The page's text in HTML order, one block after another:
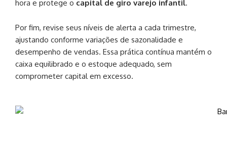
hora e protege o capital de giro varejo infantil.
Por fim, revise seus níveis de alerta a cada trimestre,
ajustando conforme variações de sazonalidade e
desempenho de vendas. Essa prática contínua mantém o
caixa equilibrado e o estoque adequado, sem
comprometer capital em excesso.